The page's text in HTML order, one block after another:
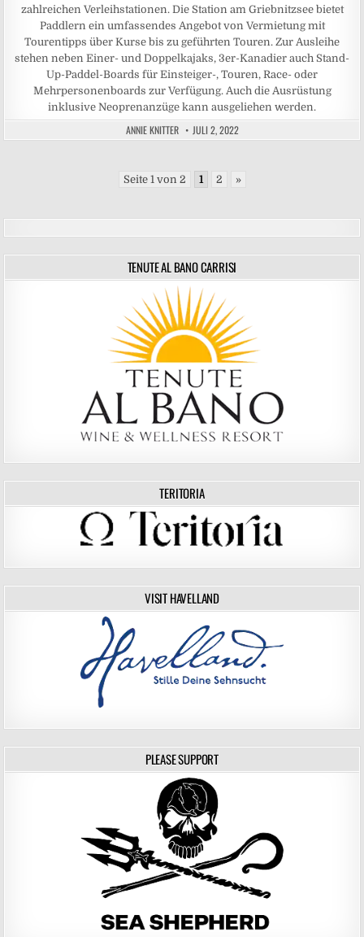
zahlreichen Verleihstationen. Die Station am Griebnitzsee bietet
Paddlern ein umfassendes Angebot von Vermietung mit
Tourentipps über Kurse bis zu geführten Touren. Zur Ausleihe
stehen neben Einer- und Doppelkajaks, 3er-Kanadier auch Stand-
Up-Paddel-Boards für Einsteiger-, Touren, Race- oder
Mehrpersonenboards zur Verfügung. Auch die Ausrüstung
inklusive Neoprenanzüge kann ausgeliehen werden.
ANNIE KNITTER JULI 2, 2022
Seite 1 von 2 1 2 »
TENUTE AL BANO CARRISI
TERITORIA
VISIT HAVELLAND
PLEASE SUPPORT